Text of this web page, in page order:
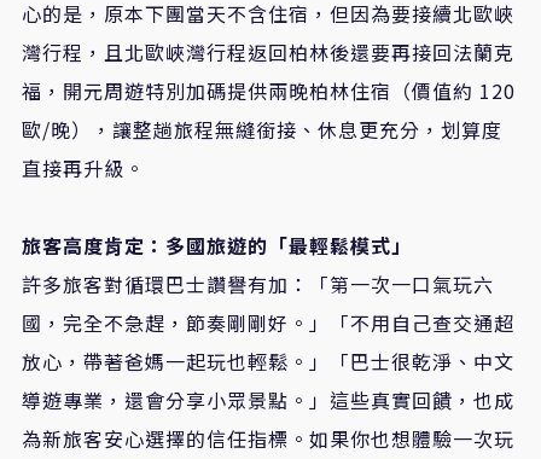
心的是，原本下團當天不含住宿，但因為要接續北歐峽
灣行程，且北歐峽灣行程返回柏林後還要再接回法蘭克
福，開元周遊特別加碼提供兩晚柏林住宿（價值約 120
歐/晚），讓整趟旅程無縫銜接、休息更充分，划算度
直接再升級。
旅客高度肯定：多國旅遊的「最輕鬆模式」
許多旅客對循環巴士讚譽有加：「第一次一口氣玩六
國，完全不急趕，節奏剛剛好。」「不用自己查交通超
放心，帶著爸媽一起玩也輕鬆。」「巴士很乾淨、中文
導遊專業，還會分享小眾景點。」這些真實回饋，也成
為新旅客安心選擇的信任指標。如果你也想體驗一次玩